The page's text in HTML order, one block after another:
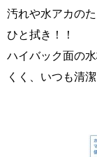
汚れや水アカの
ひと拭き！！
ハイバック面の
くく、いつも清